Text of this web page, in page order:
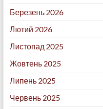
Березень 2026
Лютий 2026
Листопад 2025
Жовтень 2025
Липень 2025
Червень 2025